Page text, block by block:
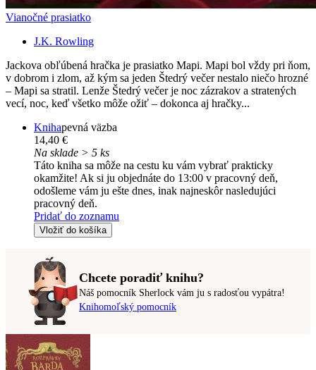
Vianočné prasiatko
J.K. Rowling
Jackova obľúbená hračka je prasiatko Mapi. Mapi bol vždy pri ňom,
v dobrom i zlom, až kým sa jeden Štedrý večer nestalo niečo hrozné
– Mapi sa stratil. Lenže Štedrý večer je noc zázrakov a stratených
vecí, noc, keď všetko môže ožiť – dokonca aj hračky...
Knihapevná väzba
14,40 €
Na sklade > 5 ks
Táto kniha sa môže na cestu ku vám vybrať prakticky
okamžite! Ak si ju objednáte do 13:00 v pracovný deň,
odošleme vám ju ešte dnes, inak najneskôr nasledujúci
pracovný deň.
Pridať do zoznamu
Vložiť do košíka
Chcete poradiť knihu?
Náš pomocník Sherlock vám ju s radosťou vypátra!
Knihomoľský pomocník